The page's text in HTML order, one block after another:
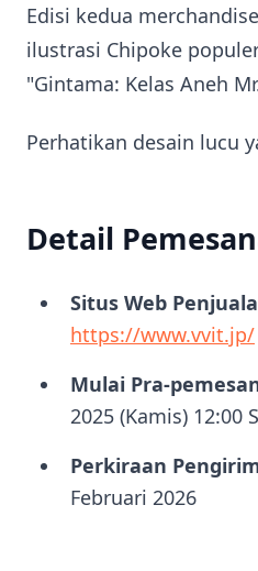
Edisi kedua
ilustrasi Chipoke
"Gintama: Kelas Aneh
Perhatikan desain lucu
Detail
Situs Web
https://www.vvit.jp/
Mulai Pra-
2025 (Kamis) 12:00
Perkiraan
Februari 2026